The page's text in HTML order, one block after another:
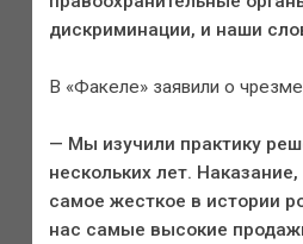
дискриминации, и наши
В «Факеле» заявили о
— Мы изучили практику
нескольких лет.
самое жесткое в истории
нас самые высокие